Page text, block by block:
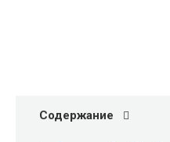
Содержание